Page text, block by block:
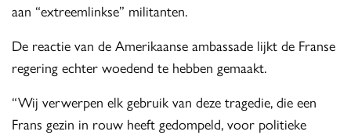
aan “extreemlinkse” militanten.
De reactie van de Amerikaanse ambassade lijkt de Franse
regering echter woedend te hebben gemaakt.
“Wij verwerpen elk gebruik van deze tragedie, die een
Frans gezin in rouw heeft gedompeld, voor politieke